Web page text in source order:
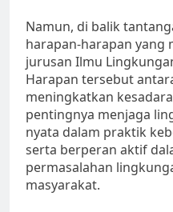
Namun, di balik
harapan-harapan yang
jurusan Ilmu
Harapan tersebut
meningkatkan
pentingnya menjaga
nyata dalam praktik
serta berperan aktif
permasalahan
masyarakat.